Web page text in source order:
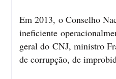
Em 2013, o Conselho
ineficiente
geral do CNJ, ministro
de corrupção, de